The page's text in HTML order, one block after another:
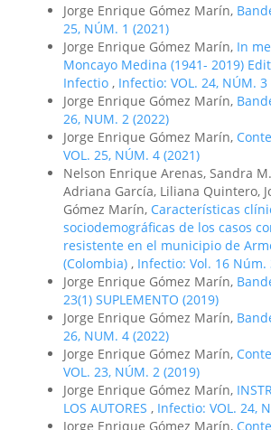
Jorge Enrique Gómez Marín,
25, NÚM. 1 (2021)
Jorge Enrique Gómez Marín, In
Moncayo Medina (1941- 2019)
Infectio , Infectio: VOL. 24, NÚM. 3
Jorge Enrique Gómez Marín,
26, NUM. 2 (2022)
Jorge Enrique Gómez Marín,
VOL. 25, NÚM. 4 (2021)
Nelson Enrique Arenas, Sandra
Adriana García, Liliana Quintero,
Gómez Marín, Características
sociodemográficas de los casos
resistente en el municipio de
(Colombia) , Infectio: Vol. 16 Núm.
Jorge Enrique Gómez Marín,
23(1) SUPLEMENTO (2019)
Jorge Enrique Gómez Marín,
26, NUM. 4 (2022)
Jorge Enrique Gómez Marín,
VOL. 23, NÚM. 2 (2019)
Jorge Enrique Gómez Marín,
LOS AUTORES , Infectio: VOL. 24,
Jorge Enrique Gómez Marín,